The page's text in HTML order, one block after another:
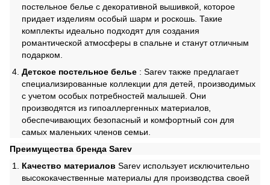
постельное белье с декоративной вышивкой, которое
придает изделиям особый шарм и роскошь. Такие
комплекты идеально подходят для создания
романтической атмосферы в спальне и станут отличным
подарком.
Детское постельное белье : Sarev также предлагает
специализированные коллекции для детей, производимых
с учетом особых потребностей малышей. Они
производятся из гипоаллергенных материалов,
обеспечивающих безопасный и комфортный сон для
самых маленьких членов семьи.
Преимущества бренда Sarev
Качество материалов Sarev использует исключительно
высококачественные материалы для производства своей